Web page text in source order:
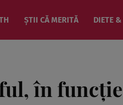
ȘTII CĂ MERITĂ DIETE
în